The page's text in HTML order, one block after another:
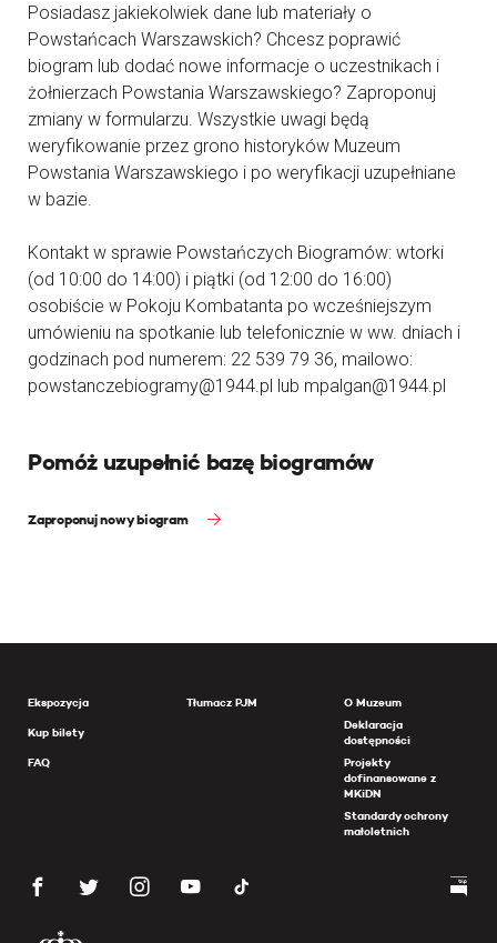
Posiadasz jakiekolwiek dane lub materiały o
Powstańcach Warszawskich? Chcesz poprawić
biogram lub dodać nowe informacje o uczestnikach i
żołnierzach Powstania Warszawskiego? Zaproponuj
zmiany w formularzu. Wszystkie uwagi będą
weryfikowanie przez grono historyków Muzeum
Powstania Warszawskiego i po weryfikacji uzupełniane
w bazie.
Kontakt w sprawie Powstańczych Biogramów: wtorki
(od 10:00 do 14:00) i piątki (od 12:00 do 16:00)
osobiście w Pokoju Kombatanta po wcześniejszym
umówieniu na spotkanie lub telefonicznie w ww. dniach i
godzinach pod numerem: 22 539 79 36, mailowo:
powstanczebiogramy@1944.pl lub mpalgan@1944.pl
Pomóż uzupełnić bazę biogramów
Zaproponuj nowy biogram
Ekspozycja
Kup bilety
FAQ
Tłumacz PJM
O Muzeum
Deklaracja
dostępności
Projekty
dofinansowane z
MKiDN
Standardy ochrony
małoletnich